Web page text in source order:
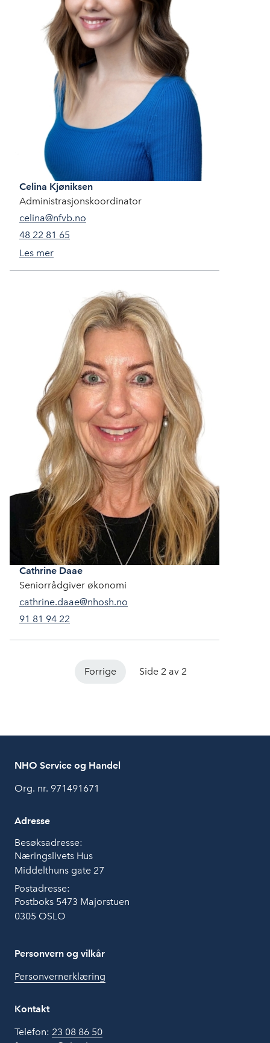
Celina Kjøniksen
Administrasjonskoordinator
celina@nfvb.no
48 22 81 65
Les mer
Cathrine Daae
Seniorrådgiver økonomi
cathrine.daae@nhosh.no
91 81 94 22
Forrige Side 2 av 2
NHO Service og Handel
Org. nr. 971491671
Adresse
Besøksadresse:
Næringslivets Hus
Middelthuns gate 27
Postadresse:
Postboks 5473 Majorstuen
0305 OSLO
Personvern og vilkår
Personvernerklæring
Kontakt
Telefon: 23 08 86 50